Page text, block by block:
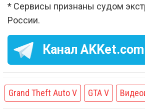
* Сервисы признаны судом
России.
Канал AKKet.com
Grand Theft Auto V GTA V